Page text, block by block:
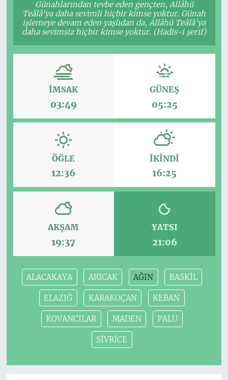
Günahlarından tevbe eden gençten, Allâhü
Teâlâ'ya daha sevimli hiçbir kimse yoktur. Günah
işlemeye devam eden yaşlıdan da, Allâhü Teâlâ'ya
daha sevimsiz hiçbir kimse yoktur. (Hadis-i şerif)
İMSAK
03:49
GÜNEŞ
05:25
ÖĞLE
12:36
İKINDI
16:25
AKŞAM
19:37
YATSI
21:06
ALACAKAYA ARICAK AĞIN BASKİL
ELAZIĞ KARAKOÇAN KEBAN
KOVANCILAR MADEN PALU
SİVRİCE